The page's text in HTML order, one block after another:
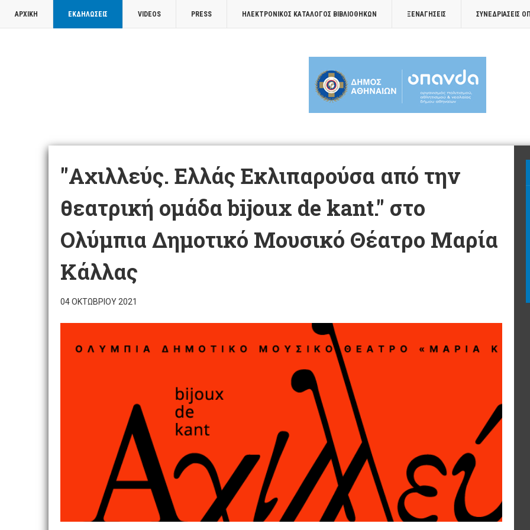
ΑΡΧΙΚΉ ΕΚΔΗΛΏΣΕΙΣ VIDEOS PRESS ΗΛΕΚΤΡΟΝΙΚΟΣ ΚΑΤΑΛΟΓΟΣ ΒΙΒΛΙΟΘΗΚΩΝ ΞΕΝΑΓΉΣΕΙΣ ΣΥΝΕΔΡΙΆΣΕΙΣ
"Αχιλλεύς. Ελλάς Εκλιπαρούσα από την
θεατρική ομάδα bijoux de kant." στο
Ολύμπια Δημοτικό Μουσικό Θέατρο Μαρία
Κάλλας
04 ΟΚΤΩΒΡΊΟΥ 2021